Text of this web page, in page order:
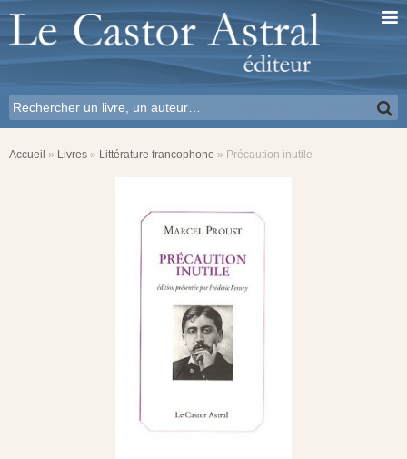
Accueil » Livres » Littérature francophone » Précaution inutile